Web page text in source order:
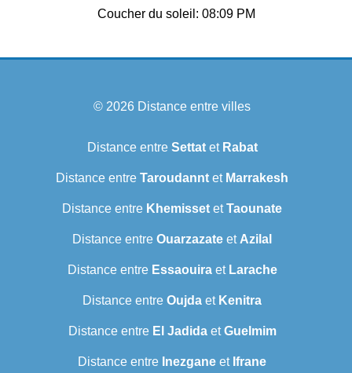
Coucher du soleil: 08:09 PM
© 2026 Distance entre villes
Distance entre Settatet Rabat
Distance entre Taroudannt et Marrakesh
Distance entre Khemisset etTaounate
Distance entre Ouarzazate et Azilal
Distance entre Essaouiraet Larache
Distance entre Oujda et Kenitra
Distance entre El JadidaetGuelmim
Distance entre Inezgane et Ifrane